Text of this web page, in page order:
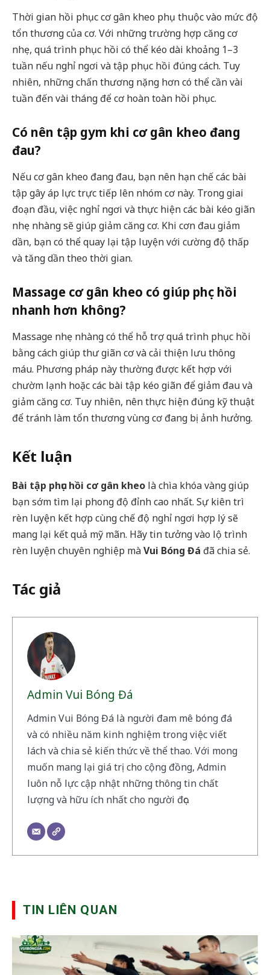
Thời gian hồi phục cơ gân kheo phụ thuộc vào mức độ
tổn thương của cơ. Với những trường hợp căng cơ
nhẹ, quá trình phục hồi có thể kéo dài khoảng 1–3
tuần nếu nghỉ ngơi và tập phục hồi đúng cách. Tuy
nhiên, những chấn thương nặng hơn có thể cần vài
tuần đến vài tháng để cơ hoàn toàn hồi phục.
Có nên tập gym khi cơ gân kheo đang
đau?
Nếu cơ gân kheo đang đau, bạn nên hạn chế các bài
tập gây áp lực trực tiếp lên nhóm cơ này. Trong giai
đoạn đầu, việc nghỉ ngơi và thực hiện các bài kéo giãn
nhẹ nhàng sẽ giúp giảm căng cơ. Khi cơn đau giảm
dần, bạn có thể quay lại tập luyện với cường độ thấp
và tăng dần theo thời gian.
Massage cơ gân kheo có giúp phục hồi
nhanh hơn không?
Massage nhẹ nhàng có thể hỗ trợ quá trình phục hồi
bằng cách giúp thư giãn cơ và cải thiện lưu thông
máu. Phương pháp này thường được kết hợp với
chườm lạnh hoặc các bài tập kéo giãn để giảm đau và
giảm căng cơ. Tuy nhiên, nên thực hiện đúng kỹ thuật
để tránh làm tổn thương vùng cơ đang bị ảnh hưởng.
Kết luận
Bài tập phục hồi cơ gân kheo là chìa khóa vàng giúp
bạn sớm tìm lại phong độ đỉnh cao nhất. Sự kiên trì
rèn luyện kết hợp cùng chế độ nghỉ ngơi hợp lý sẽ
mang lại kết quả mỹ mãn. Hãy tin tưởng vào lộ trình
rèn luyện chuyên nghiệp màVui Bóng Đá đã chia sẻ.
Tác giả
Admin Vui Bóng Đá
Admin Vui Bóng Đá là người đam mê bóng đá
và có nhiều năm kinh nghiệm trong việc viết
lách và chia sẻ kiến thức về thể thao. Với mong
muốn mang lại giá trị cho cộng đồng, Admin
luôn nỗ lực cập nhật những thông tin chất
lượng và hữu ích nhất cho người đọc.
TIN LIÊN QUAN